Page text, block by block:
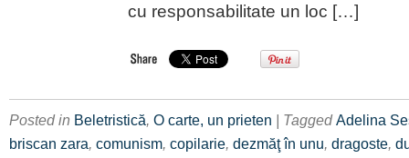
cu responsabilitate un loc […]
Posted in Beletristică, O carte, un prieten | TaggedAdelina
briscan zara, comunism, copilarie, dezmăţ în unu, dragoste,